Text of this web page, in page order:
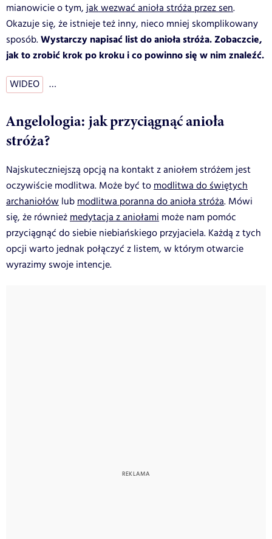
mianowicie o tym,jak wezwać anioła stróża przez sen.
Okazuje się, że istnieje też inny, nieco mniej skomplikowany
sposób.Wystarczy napisać list do anioła stróża. Zobaczcie,
jak to zrobić krok po kroku i co powinno się w nim znaleźć.
WIDEO …
Angelologia: jak przyciągnąć anioła
stróża?
Najskuteczniejszą opcją na kontakt z aniołem stróżem jest
oczywiście modlitwa. Może być tomodlitwa do świętych
archaniołów lubmodlitwa poranna do anioła stróża. Mówi
się, że równieżmedytacja z aniołami może nam pomóc
przyciągnąć do siebie niebiańskiego przyjaciela. Każdą z tych
opcji warto jednak połączyć z listem, w którym otwarcie
wyrazimy swoje intencje.